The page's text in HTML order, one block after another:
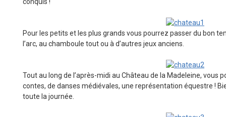
Pour les petits et les plus grands vous pourrez passer du bon
l’arc, au chamboule tout ou à d’autres jeux anciens.
Tout au long de l’après-midi au Château de la Madeleine, vous
contes, de danses médiévales, une représentation équestre !
toute la journée.